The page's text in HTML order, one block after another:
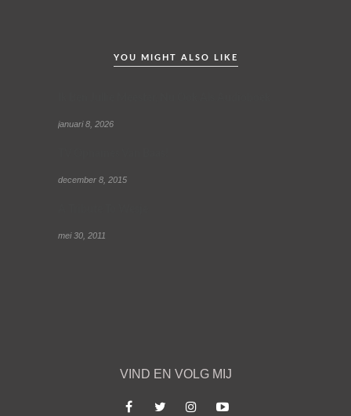
YOU MIGHT ALSO LIKE
januari 8, 2026
december 8, 2015
mei 30, 2011
VIND EN VOLG MIJ